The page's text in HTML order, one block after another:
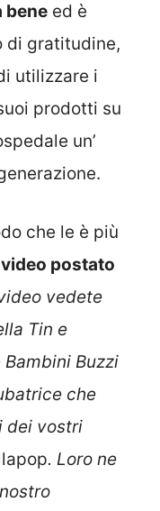
bene ed è
di gratitudine,
utilizzare i
prodotti su
un’
che le è più
video postato
vedete
Tin e
Buzzi
che
dei vostri
. Loro ne